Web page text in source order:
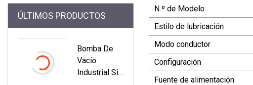
ÚLTIMOS PRODUCTOS
Bomba De
Vacío
Industrial Sin
N º de Modelo.
Estilo de lubricación
Modo conductor
Configuración
Fuente de alimentación